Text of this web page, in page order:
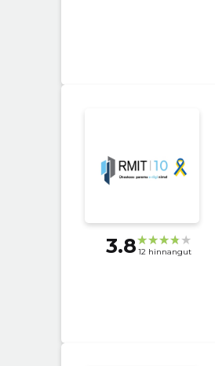
3.8 12 hinnangut